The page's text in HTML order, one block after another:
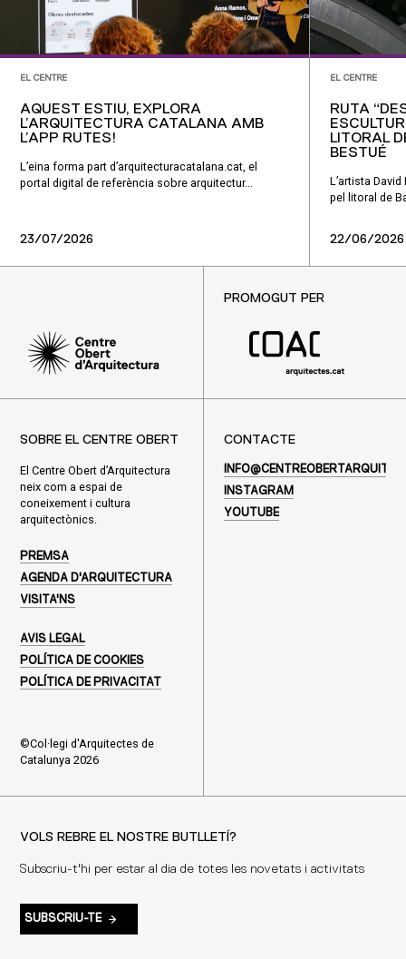
EL CENTRE
AQUEST ESTIU, EXPLORA
L’ARQUITECTURA CATALANA AMB
L’APP RUTES!
L’eina forma part d’arquitecturacatalana.cat, el
portal digital de referència sobre arquitectur...
23/07/2026
EL CENTRE
RUTA
LITORAL
BESTUÉ
L’artista
pel litoral de
22/06/2026
PROMOGUT PER
SOBRE EL CENTRE OBERT
El Centre Obert d’Arquitectura
neix com a espai de
coneixement i cultura
arquitectònics.
PREMSA
AGENDA D'ARQUITECTURA
VISITA'NS
AVIS LEGAL
POLÍTICA DE COOKIES
POLÍTICA DE PRIVACITAT
©Col·legi d'Arquitectes de
Catalunya 2026
CONTACTE
INSTAGRAM
YOUTUBE
VOLS REBRE EL NOSTRE BUTLLETÍ?
Subscriu-t'hi per estar al dia de totes les novetats i activitats
SUBSCRIU-TE